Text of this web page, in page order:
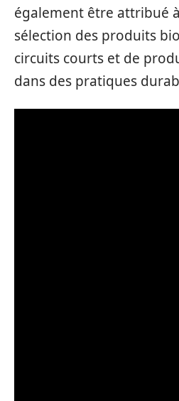
également être attribué
sélection des produits
circuits courts et de
dans des pratiques